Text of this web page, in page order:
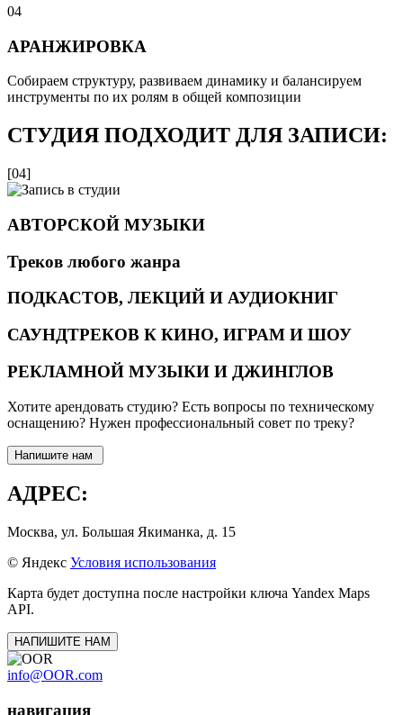
04
АРАНЖИРОВКА
Собираем структуру, развиваем динамику и балансируем
инструменты по их ролям в общей композиции
СТУДИЯ ПОДХОДИТ ДЛЯ ЗАПИСИ:
[04]
АВТОРСКОЙ МУЗЫКИ
Треков любого жанра
ПОДКАСТОВ, ЛЕКЦИЙ И АУДИОКНИГ
САУНДТРЕКОВ К КИНО, ИГРАМ И ШОУ
РЕКЛАМНОЙ МУЗЫКИ И ДЖИНГЛОВ
Хотите арендовать студию? Есть вопросы по техническому
оснащению? Нужен профессиональный совет по треку?
Напишите нам
АДРЕС:
Москва, ул. Большая Якиманка, д. 15
© Яндекс Условия использования
Карта будет доступна после настройки ключа Yandex Maps
API.
НАПИШИТЕ НАМ
info@OOR.com
навигация